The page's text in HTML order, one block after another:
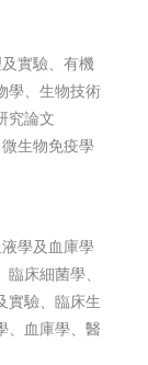
實驗、有機
學、生物技術
究論文
生物免疫學
學及血庫學
床細菌學、
實驗、臨床生
、血庫學、醫